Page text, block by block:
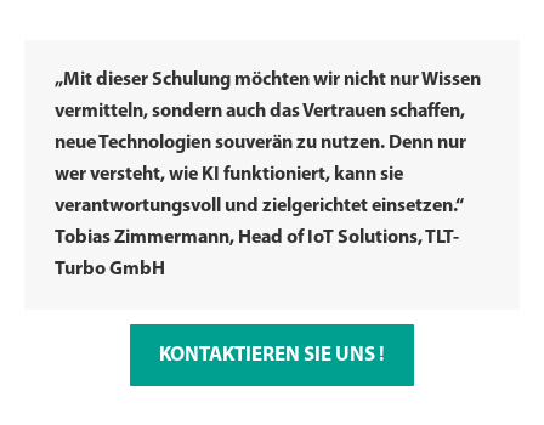
„Mit dieser Schulung möchten wir nicht nur Wissen
vermitteln, sondern auch das Vertrauen schaffen,
neue Technologien souverän zu nutzen. Denn nur
wer versteht, wie KI funktioniert, kann sie
verantwortungsvoll und zielgerichtet einsetzen.“
Tobias Zimmermann, Head ofIoT Solutions, TLT-
Turbo GmbH
KONTAKTIEREN SIE UNS !